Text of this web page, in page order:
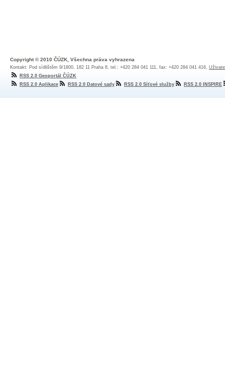
Copyright © 2010 ČÚZK, Všechna práva vyhrazena
Kontakt: Pod sídlištěm 9/1800, 182 11 Praha 8, tel.: +420 284 041 111, fax: +420 284 041 416,
RSS 2.0 Geoportál ČÚZK
RSS 2.0 Aplikace
RSS 2.0 Datové sady RSS 2.0 Síťové služby RSS 2.0 INSPIRE